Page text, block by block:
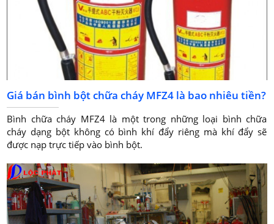
Giá bán bình bột chữa cháy MFZ4 là bao nhiêu tiền?
Bình chữa cháy MFZ4 là một trong những loại bình chữa
cháy dạng bột không có bình khí đẩy riêng mà khí đẩy sẽ
được nạp trực tiếp vào bình bột.